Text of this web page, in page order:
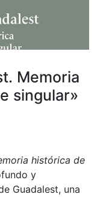
Memoria
singular»
histórica de
y
Guadalest, una